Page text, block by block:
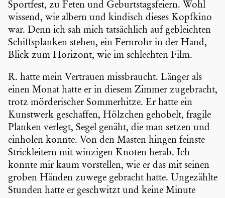
Sportfest, zu Feten und Geburts­tags­feiern. Wohl
wissend, wie albern und kindisch dieses Kopfkino
war. Denn ich sah mich tatsäch­lich auf gebleichten
Schiffs­planken stehen, ein Fernrohr in der Hand,
Blick zum Horizont, wie im schlechten Film.
R. hatte mein Vertrauen missbraucht. Länger als
einen Monat hatte er in diesem Zimmer zugebracht,
trotz mörde­ri­scher Sommer­hitze. Er hatte ein
Kunstwerk geschaffen, Hölzchen gehobelt, fragile
Planken verlegt, Segel genäht, die man setzen und
einholen konnte. Von den Masten hingen feinste
Strick­lei­tern mit winzigen Knoten herab. Ich
konnte mir kaum vorstellen, wie er das mit seinen
groben Händen zuwege gebracht hatte. Ungezählte
Stunden hatte er geschwitzt und keine Minute